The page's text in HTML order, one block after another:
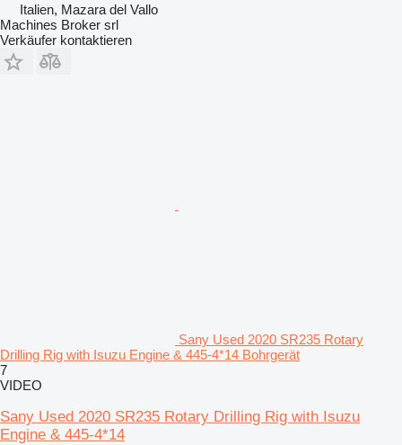
Italien, Mazara del Vallo
Machines Broker srl
Verkäufer kontaktieren
Sany Used 2020 SR235 Rotary
Drilling Rig with Isuzu Engine & 445-4*14 Bohrgerät
7
VIDEO
Sany Used 2020 SR235 Rotary Drilling Rig with Isuzu
Engine & 445-4*14